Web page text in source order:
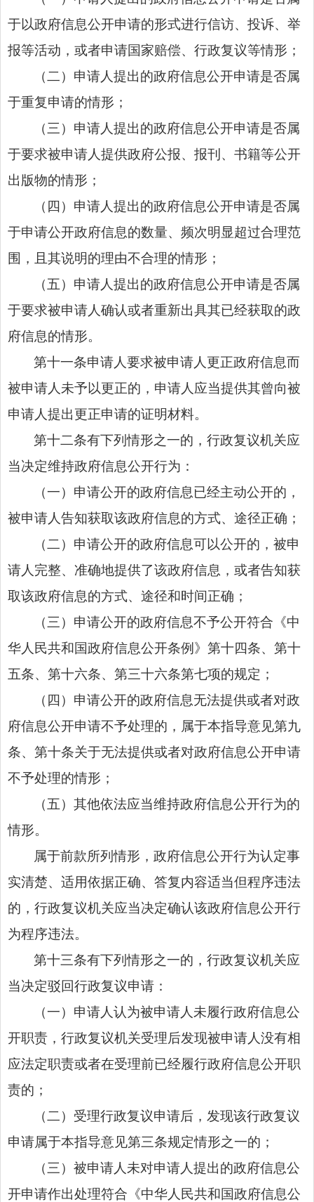
于以政府信息公开申请的形式进行信访、投诉、举
报等活动，或者申请国家赔偿、行政复议等情形；
（二）申请人提出的政府信息公开申请是否属
于重复申请的情形；
（三）申请人提出的政府信息公开申请是否属
于要求被申请人提供政府公报、报刊、书籍等公开
出版物的情形；
（四）申请人提出的政府信息公开申请是否属
于申请公开政府信息的数量、频次明显超过合理范
围，且其说明的理由不合理的情形；
（五）申请人提出的政府信息公开申请是否属
于要求被申请人确认或者重新出具其已经获取的政
府信息的情形。
第十一条申请人要求被申请人更正政府信息而
被申请人未予以更正的，申请人应当提供其曾向被
申请人提出更正申请的证明材料。
第十二条有下列情形之一的，行政复议机关应
当决定维持政府信息公开行为：
（一）申请公开的政府信息已经主动公开的，
被申请人告知获取该政府信息的方式、途径正确；
（二）申请公开的政府信息可以公开的，被申
请人完整、准确地提供了该政府信息，或者告知获
取该政府信息的方式、途径和时间正确；
（三）申请公开的政府信息不予公开符合《中
华人民共和国政府信息公开条例》第十四条、第十
五条、第十六条、第三十六条第七项的规定；
（四）申请公开的政府信息无法提供或者对政
府信息公开申请不予处理的，属于本指导意见第九
条、第十条关于无法提供或者对政府信息公开申请
不予处理的情形；
（五）其他依法应当维持政府信息公开行为的
情形。
属于前款所列情形，政府信息公开行为认定事
实清楚、适用依据正确、答复内容适当但程序违法
的，行政复议机关应当决定确认该政府信息公开行
为程序违法。
第十三条有下列情形之一的，行政复议机关应
当决定驳回行政复议申请：
（一）申请人认为被申请人未履行政府信息公
开职责，行政复议机关受理后发现被申请人没有相
应法定职责或者在受理前已经履行政府信息公开职
责的；
（二）受理行政复议申请后，发现该行政复议
申请属于本指导意见第三条规定情形之一的；
（三）被申请人未对申请人提出的政府信息公
开申请作出处理符合《中华人民共和国政府信息公